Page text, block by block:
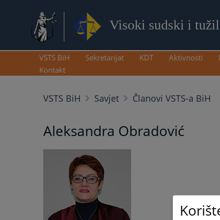
Visoki sudski i
VSTS BiH Sekretarijat KDT Aktivnosti
Kontakt
VSTS BiH Savjet Članovi VSTS-a BiH
Aleksandra Obradović